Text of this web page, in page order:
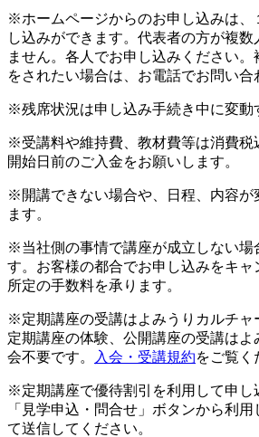
※ホームページからのお申し込みは、
し込みができます。代表者の方が複数
ません。各人でお申し込みください
をされたい場合は、お電話でお問い合
※残席状況は申し込み手続き中に変動
※受講料や維持費、教材費等は消費税
開始日前のご入金をお願いします。
※開講できない場合や、日程、内容が
ます。
※当社側の事情で講座が成立しない場
す。お客様の都合でお申し込みをキャ
所定の手数料を承ります。
※定期講座の受講はよみうりカルチャ
定期講座の体験、公開講座の受講はよ
会不要です。
入会・受講規約をご覧く
※定期講座で優待割引を利用して申し
「見学申込・問合せ」ボタンから利
て送信してください。